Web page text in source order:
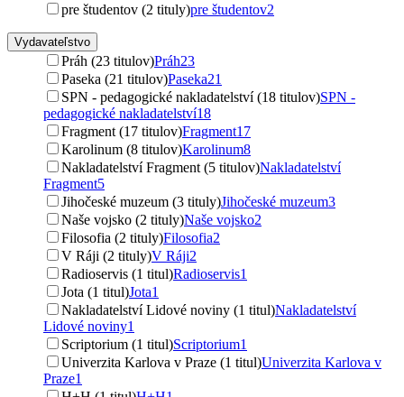
pre študentov (2 tituly)pre študentov2
Vydavateľstvo
Práh (23 titulov)Práh23
Paseka (21 titulov)Paseka21
SPN - pedagogické nakladatelství (18 titulov)SPN -
pedagogické nakladatelství18
Fragment (17 titulov)Fragment17
Karolinum (8 titulov)Karolinum8
Nakladatelství Fragment (5 titulov)Nakladatelství
Fragment5
Jihočeské muzeum (3 tituly)Jihočeské muzeum3
Naše vojsko (2 tituly)Naše vojsko2
Filosofia (2 tituly)Filosofia2
V Ráji (2 tituly)V Ráji2
Radioservis (1 titul)Radioservis1
Jota (1 titul)Jota1
Nakladatelství Lidové noviny (1 titul)Nakladatelství
Lidové noviny1
Scriptorium (1 titul)Scriptorium1
Univerzita Karlova v Praze (1 titul)Univerzita Karlova v
Praze1